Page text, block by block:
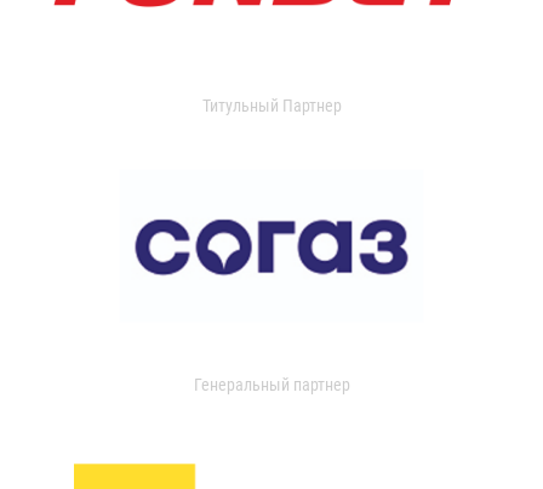
Титульный Партнер
Генеральный партнер